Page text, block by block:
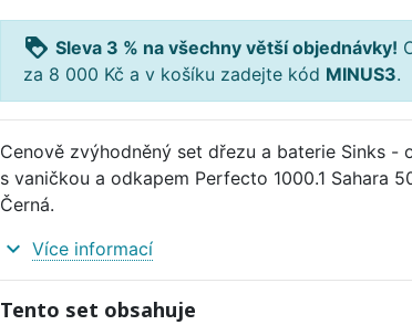
loyalty Sleva 3 % na všechny větší objednávky!
za 8 000 Kč a v košíku zadejte kód MINUS3.
Cenově zvýhodněný set dřezu a baterie Sinks -
s vaničkou a odkapem Perfecto 1000.1 Sahara
Černá.
expand_more Více informací
Tento set obsahuje